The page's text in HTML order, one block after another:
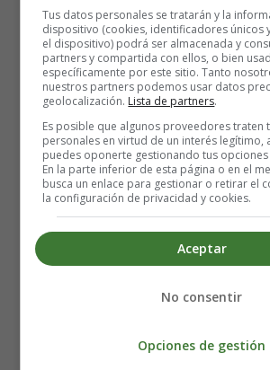
que permiten conocer las distintas
tambiénaprender técnicas
dolor del trabajo de parto. La
aplica al llegar a la sala de partos y
varias horas de parto doloroso, por lo
estar debidamente preparada. A veces la
dosifica tan fuertemente que la futura
las contracciones y no sabe cuándo
la importancia de las sesiones de
en las que también se enseñan
La cita con el
obligatoria, aunque
la epidural
Tus datos personales se tratarán y la
dispositivo (cookies, identificadores únicos
el dispositivo) podrá ser almacenada y
partners y compartida con ellos, o bien
específicamente por este sitio. Tanto
nuestros partners podemos usar datos
geolocalización. Lista de partners.
Es posible que algunos proveedores traten
personales en virtud de un interés legítimo,
puedes oponerte gestionando tus
En la parte inferior de esta página o en el
busca un enlace para gestionar o retirar el
la configuración de privacidad y cookies.
Aceptar
No consentir
Opciones de gestión